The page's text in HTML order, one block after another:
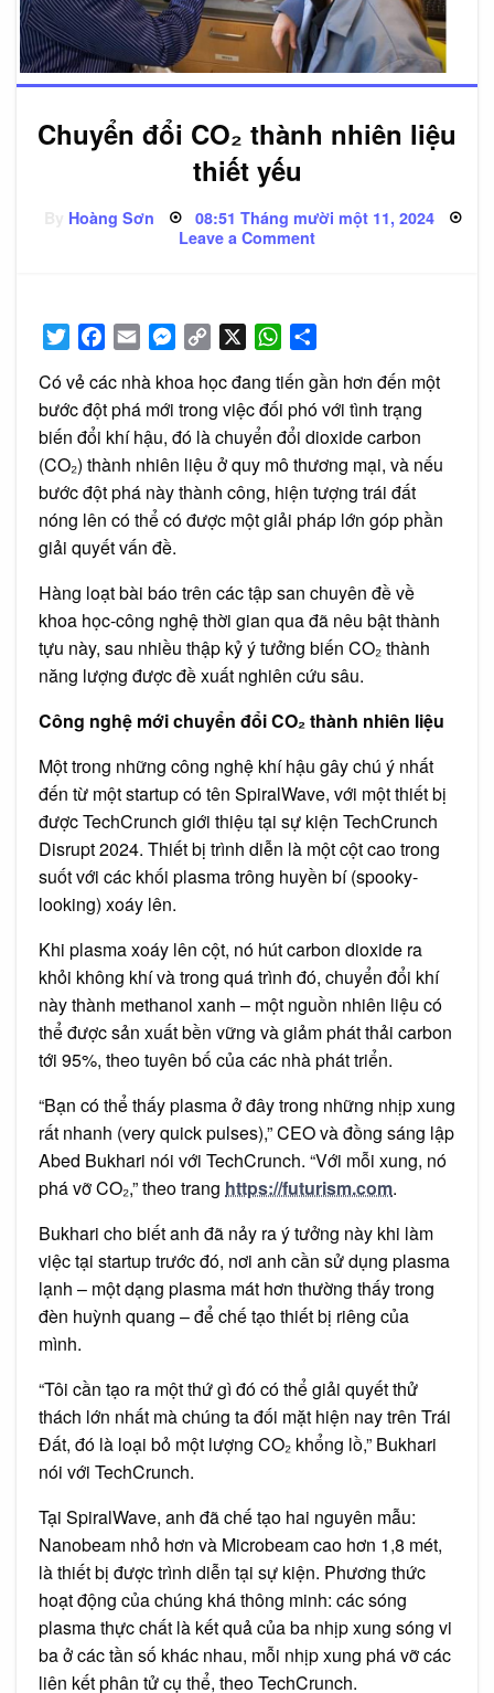
Chuyển đổi CO₂ thành nhiên liệu
thiết yếu
Hoàng Sơn Posted
on
08:51 Tháng mười một 11, 2024
Leave a Commenton
liệu
thiết
TwitterFacebook
Email Messenger
Copy
WhatsApp
Có vẻ các nhà khoa học đang tiến gần hơn đến một
bước đột phá mới trong việc đối phó với tình trạng
biến đổi khí hậu, đó là chuyển đổi dioxide carbon
(CO₂) thành nhiên liệu ở quy mô thương mại, và nếu
bước đột phá này thành công, hiện tượng trái đất
nóng lên có thể có được một giải pháp lớn góp phần
giải quyết vấn đề.
Hàng loạt bài báo trên các tập san chuyên đề về
khoa học-công nghệ thời gian qua đã nêu bật thành
tựu này, sau nhiều thập kỷ ý tưởng biến CO₂ thành
năng lượng được đề xuất nghiên cứu sâu.
Công nghệ mới chuyển đổi CO₂thành nhiên liệu
Một trong những công nghệ khí hậu gây chú ý nhất
đến từ một startup có tên SpiralWave, với một thiết bị
được TechCrunch giới thiệu tại sự kiện TechCrunch
Disrupt 2024. Thiết bị trình diễn là một cột cao trong
suốt với các khối plasma trông huyền bí (spooky-
looking) xoáy lên.
Khi plasma xoáy lên cột, nó hút carbon dioxide ra
khỏi không khí và trong quá trình đó, chuyển đổi khí
này thành methanol xanh – một nguồn nhiên liệu có
thể được sản xuất bền vững và giảm phát thải carbon
tới 95%, theo tuyên bố của các nhà phát triển.
“Bạn có thể thấy plasma ở đây trong những nhịp xung
rất nhanh (very quick pulses),” CEO và đồng sáng lập
Abed Bukhari nói với TechCrunch. “Với mỗi xung, nó
phá vỡ CO₂,” theo trang https://futurism.com.
Bukhari cho biết anh đã nảy ra ý tưởng này khi làm
việc tại startup trước đó, nơi anh cần sử dụng plasma
lạnh – một dạng plasma mát hơn thường thấy trong
đèn huỳnh quang – để chế tạo thiết bị riêng của
mình.
“Tôi cần tạo ra một thứ gì đó có thể giải quyết thử
thách lớn nhất mà chúng ta đối mặt hiện nay trên Trái
Đất, đó là loại bỏ một lượng CO₂ khổng lồ,” Bukhari
nói với TechCrunch.
Tại SpiralWave, anh đã chế tạo hai nguyên mẫu:
Nanobeam nhỏ hơn và Microbeam cao hơn 1,8 mét,
là thiết bị được trình diễn tại sự kiện. Phương thức
hoạt động của chúng khá thông minh: các sóng
plasma thực chất là kết quả của ba nhịp xung sóng vi
ba ở các tần số khác nhau, mỗi nhịp xung phá vỡ các
liên kết phân tử cụ thể, theo TechCrunch.